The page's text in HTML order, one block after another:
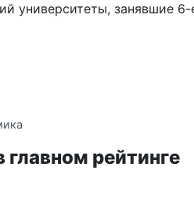
университеты, занявшие
рейтинге